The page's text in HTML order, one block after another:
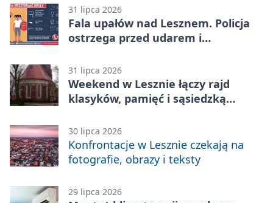
31 lipca 2026
Fala upałów nad Lesznem. Policja
ostrzega przed udarem i
31 lipca 2026
Weekend w Lesznie łączy rajd
klasyków, pamięć i sąsiedzką
30 lipca 2026
Konfrontacje w Lesznie czekają na
fotografie, obrazy i teksty
29 lipca 2026